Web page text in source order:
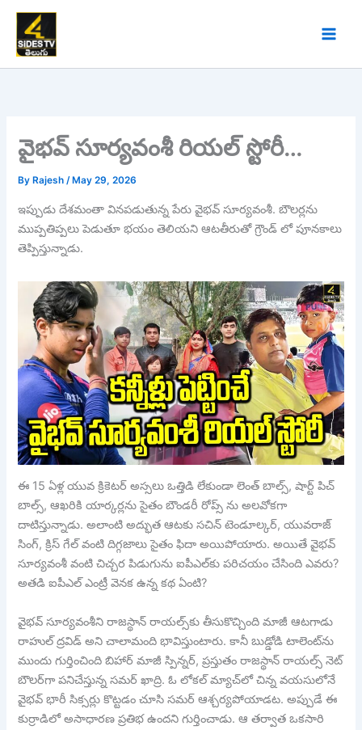
Skip
content
వైభవ్ సూర్యవంశీ రియల్ స్టోరీ…
By Rajesh/ May 29, 2026
ఇప్పుడు దేశమంతా వినపడుతున్న పేరు వైభవ్ సూర్యవంశీ. బౌలర్లను
ముప్పతిప్పలు పెడుతూ భయం తెలియని ఆటతీరుతో గ్రౌండ్ లో పూనకాలు
తెప్పిస్తున్నాడు.
ఈ 15 ఏళ్ల యువ క్రికెటర్ అస్సలు ఒత్తిడి లేకుండా లెంత్ బాల్స్, షార్ట్ పిచ్
బాల్స్, ఆఖరికి యార్కర్లను సైతం బౌండరీ రోప్స్ ను అలవోకగా
దాటిస్తున్నాడు. అలాంటి అద్భుత ఆటకు సచిన్ టెండూల్కర్‌, యువరాజ్
సింగ్‌, క్రిస్ గేల్ వంటి దిగ్గజాలు సైతం ఫిదా అయిపోయారు. అయితే వైభవ్
సూర్యవంశీ వంటి చిచ్చ‌ర పిడుగును ఐపీఎల్‌కు పరిచయం చేసింది ఎవరు?
అతడి ఐపీఎల్‌ ఎంట్రీ వెనక ఉన్న కథ ఏంటి?
వైభవ్ సూర్యవంశీని రాజస్థాన్ రాయల్స్‌కు తీసుకొచ్చింది మాజీ ఆటగాడు
రాహుల్ ద్రవిడ్ అని చాలామంది భావిస్తుంటారు. కానీ బుడ్డోడి టాలెంట్‌ను
ముందు గుర్తించింది బిహార్ మాజీ స్పిన్నర్, ప్రస్తుతం రాజస్థాన్ రాయల్స్ నెట్
బౌలర్‌గా పనిచేస్తున్న సమర్ ఖాద్రి. ఓ లోకల్ మ్యాచ్‌లో చిన్న వయసులోనే
వైభవ్ భారీ సిక్సర్లు కొట్టడం చూసి సమర్ ఆశ్చర్యపోయాడట. అప్పుడే ఈ
కుర్రాడిలో అసాధారణ ప్రతిభ ఉందని గుర్తించాడు. ఆ తర్వాత ఒకసారి